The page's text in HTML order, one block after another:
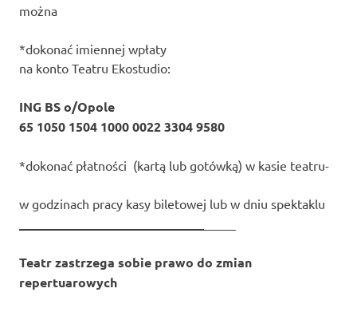
można
*dokonać imiennej wpłaty
na konto Teatru Ekostudio:
ING BS o/Opole
65 1050 1504 1000 0022 3304 9580
*dokonać płatności (kartą lub gotówką) w kasie teatru-
w godzinach pracy kasy biletowej lub w dniu spektaklu
Teatr zastrzega sobie prawo do zmian
repertuarowych